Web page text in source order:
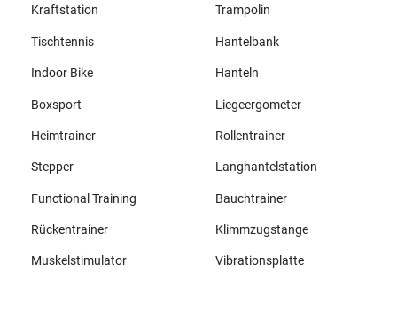
Kraftstation Trampolin
Tischtennis Hantelbank
Indoor Bike Hanteln
Boxsport Liegeergometer
Heimtrainer Rollentrainer
Stepper Langhantelstation
Functional Training Bauchtrainer
Rückentrainer Klimmzugstange
Muskelstimulator Vibrationsplatte